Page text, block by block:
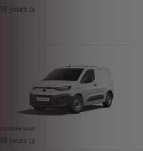
15 jours (3)
Livrable sous
15 jours (3)